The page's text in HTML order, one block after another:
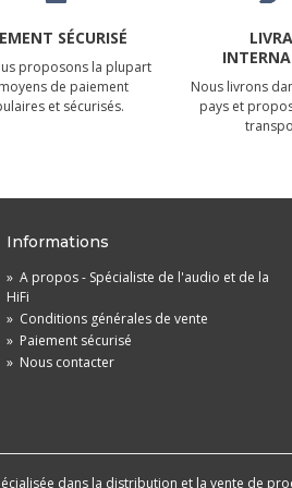
SÉCURISÉ
proposons la plupart
de paiement
et sécurisés.
Nous livrons
pays et
Informations
» A propos - Spécialiste de l'audio et de la
HiFi
» Conditions générales de vente
» Paiement sécurisé
» Nous contacter
dans la distribution et la vente de